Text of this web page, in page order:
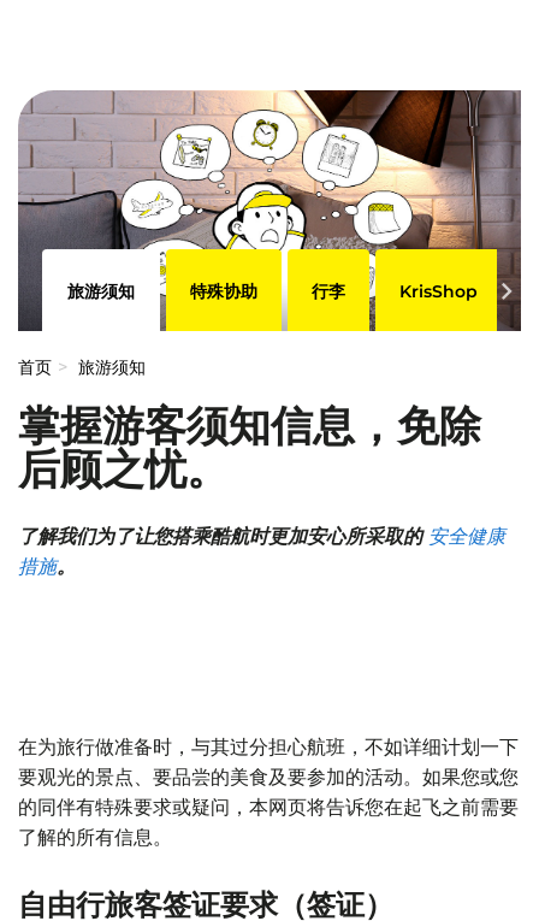
旅游须知 特殊协助 行李 KrisShop
首页 旅游须知
掌握游客须知信息，免除
后顾之忧。
了解我们为了让您搭乘酷航时更加安心所采取的 安全健康
措施。
在为旅行做准备时，与其过分担心航班，不如详细计划一下
要观光的景点、要品尝的美食及要参加的活动。如果您或您
的同伴有特殊要求或疑问，本网页将告诉您在起飞之前需要
了解的所有信息。
自由行旅客签证要求（签证）